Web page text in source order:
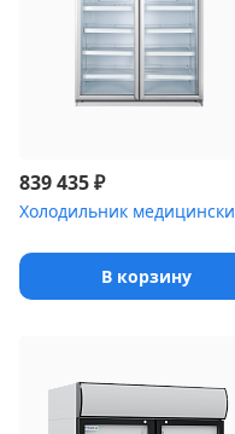
839 435₽
В корзину